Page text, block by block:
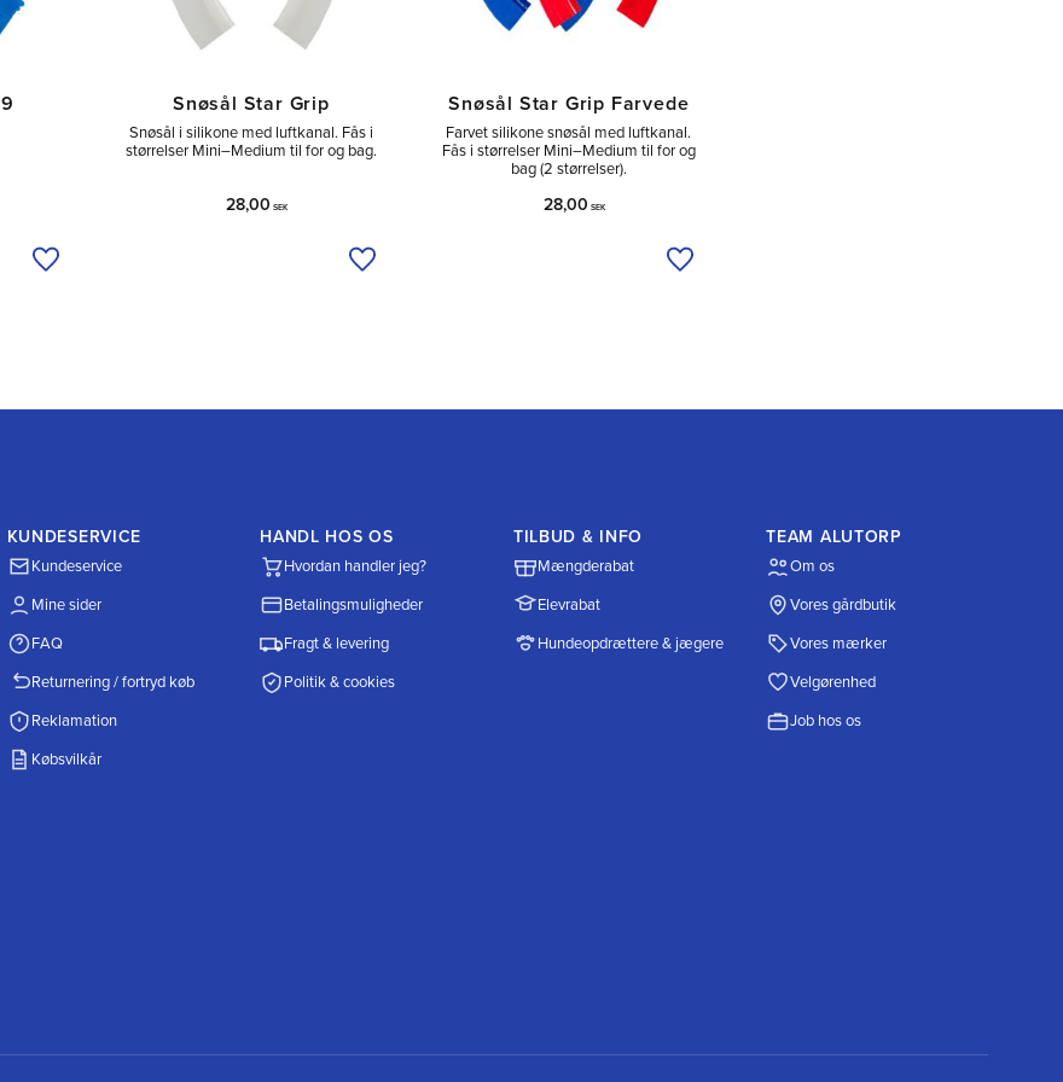
Tilføj til ønskeliste
Snøsål Star Grip
Snøsål i silikone med luftkanal. Fås i
størrelser Mini–Medium til for og bag.
28,00 SEK
Tilføj til ønskeliste
Snøsål Star Grip Farvede
Farvet silikone snøsål med luftkanal.
Fås i størrelser Mini–Medium til for og
bag (2 størrelser).
28,00 SEK
Tilføj til ønskeliste
KUNDESERVICE
Kundeservice
Mine sider
FAQ
Returnering / fortryd køb
Reklamation
Købsvilkår
HANDL HOS OS
Hvordan handler jeg?
Betalingsmuligheder
Fragt & levering
Politik & cookies
TILBUD & INFO
Mængderabat
Elevrabat
Hundeopdrættere & jægere
TEAM ALUTORP
Om os
Vores gårdbutik
Vores mærker
Velgørenhed
Job hos os